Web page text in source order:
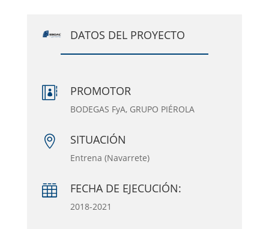
DATOS DEL PROYECTO
 PROMOTOR
BODEGAS FyA, GRUPO PIÉROLA
 SITUACIÓN
Entrena (Navarrete)
 FECHA DE EJECUCIÓN:
2018-2021